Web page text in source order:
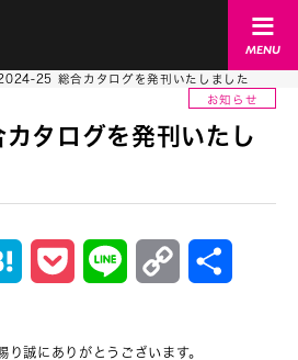
25 総合カタログを発刊いたしました
タログを発刊いたし
お知らせ
Hatena Pocket Line Copy
誠にありがとうございます。